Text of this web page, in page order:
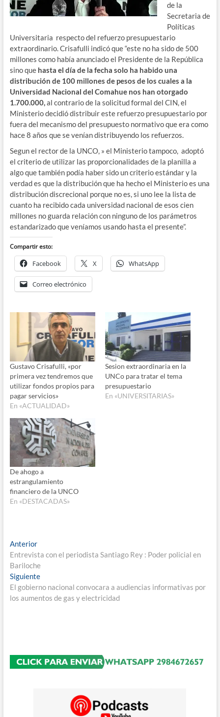
de la
Secretaria de
Políticas
Universitaria respecto del refuerzo presupuestario
extraordinario. Crisafulli indicó que “este no ha sido de 500
millones como había anunciado el Presidente de la República
sino que hasta el día de la fecha solo ha habido una
distribución de 100 millones de pesos de los cuales a la
Universidad Nacional del Comahue nos han otorgado
1.700.000,al contrario de la solicitud formal del CIN, el
Ministerio decidió distribuir este refuerzo presupuestario por
fuera del mecanismo del presupuesto normativo que era como
hace 8 años que se venían distribuyendo los refuerzos.
Segun el rector de la UNCO, » el Ministerio tampoco, adoptó
el criterio de utilizar las proporcionalidades de la planilla a
algo que también podía haber sido un criterio estándar y la
verdad es que la distribución que ha hecho el Ministerio es una
distribución discrecional porque no es, si uno lee la lista de
cuanto ha recibido cada universidad nacional de esos cien
millones no guarda relación con ninguno de los parámetros
estandarizado que veníamos usando hasta el presente”.
Compartir esto:
Facebook X WhatsApp
Correo electrónico
Gustavo Crisafulli, «por
primera vez tendremos que
utilizar fondos propios para
pagar servicios»
En «ACTUALIDAD»
Sesion extraordinaria en la
UNCo para tratar el tema
presupuestario
En «UNIVERSITARIAS»
De ahogo a
estrangulamiento
financiero de la UNCO
En «DESTACADAS»
Navegación
de
entradas
AnteriorEntrada
anterior:
Entrevista con el periodista Santiago Rey : Poder policial en
Bariloche
SiguienteEntrada
siguiente:
El gobierno nacional convocara a audiencias informativas por
los aumentos de gas y electricidad